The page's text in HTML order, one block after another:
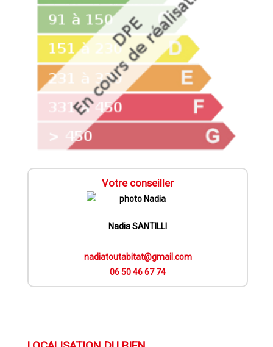
Votre conseiller
Nadia SANTILLI
nadiatoutabitat@gmail.com
06 50 46 67 74